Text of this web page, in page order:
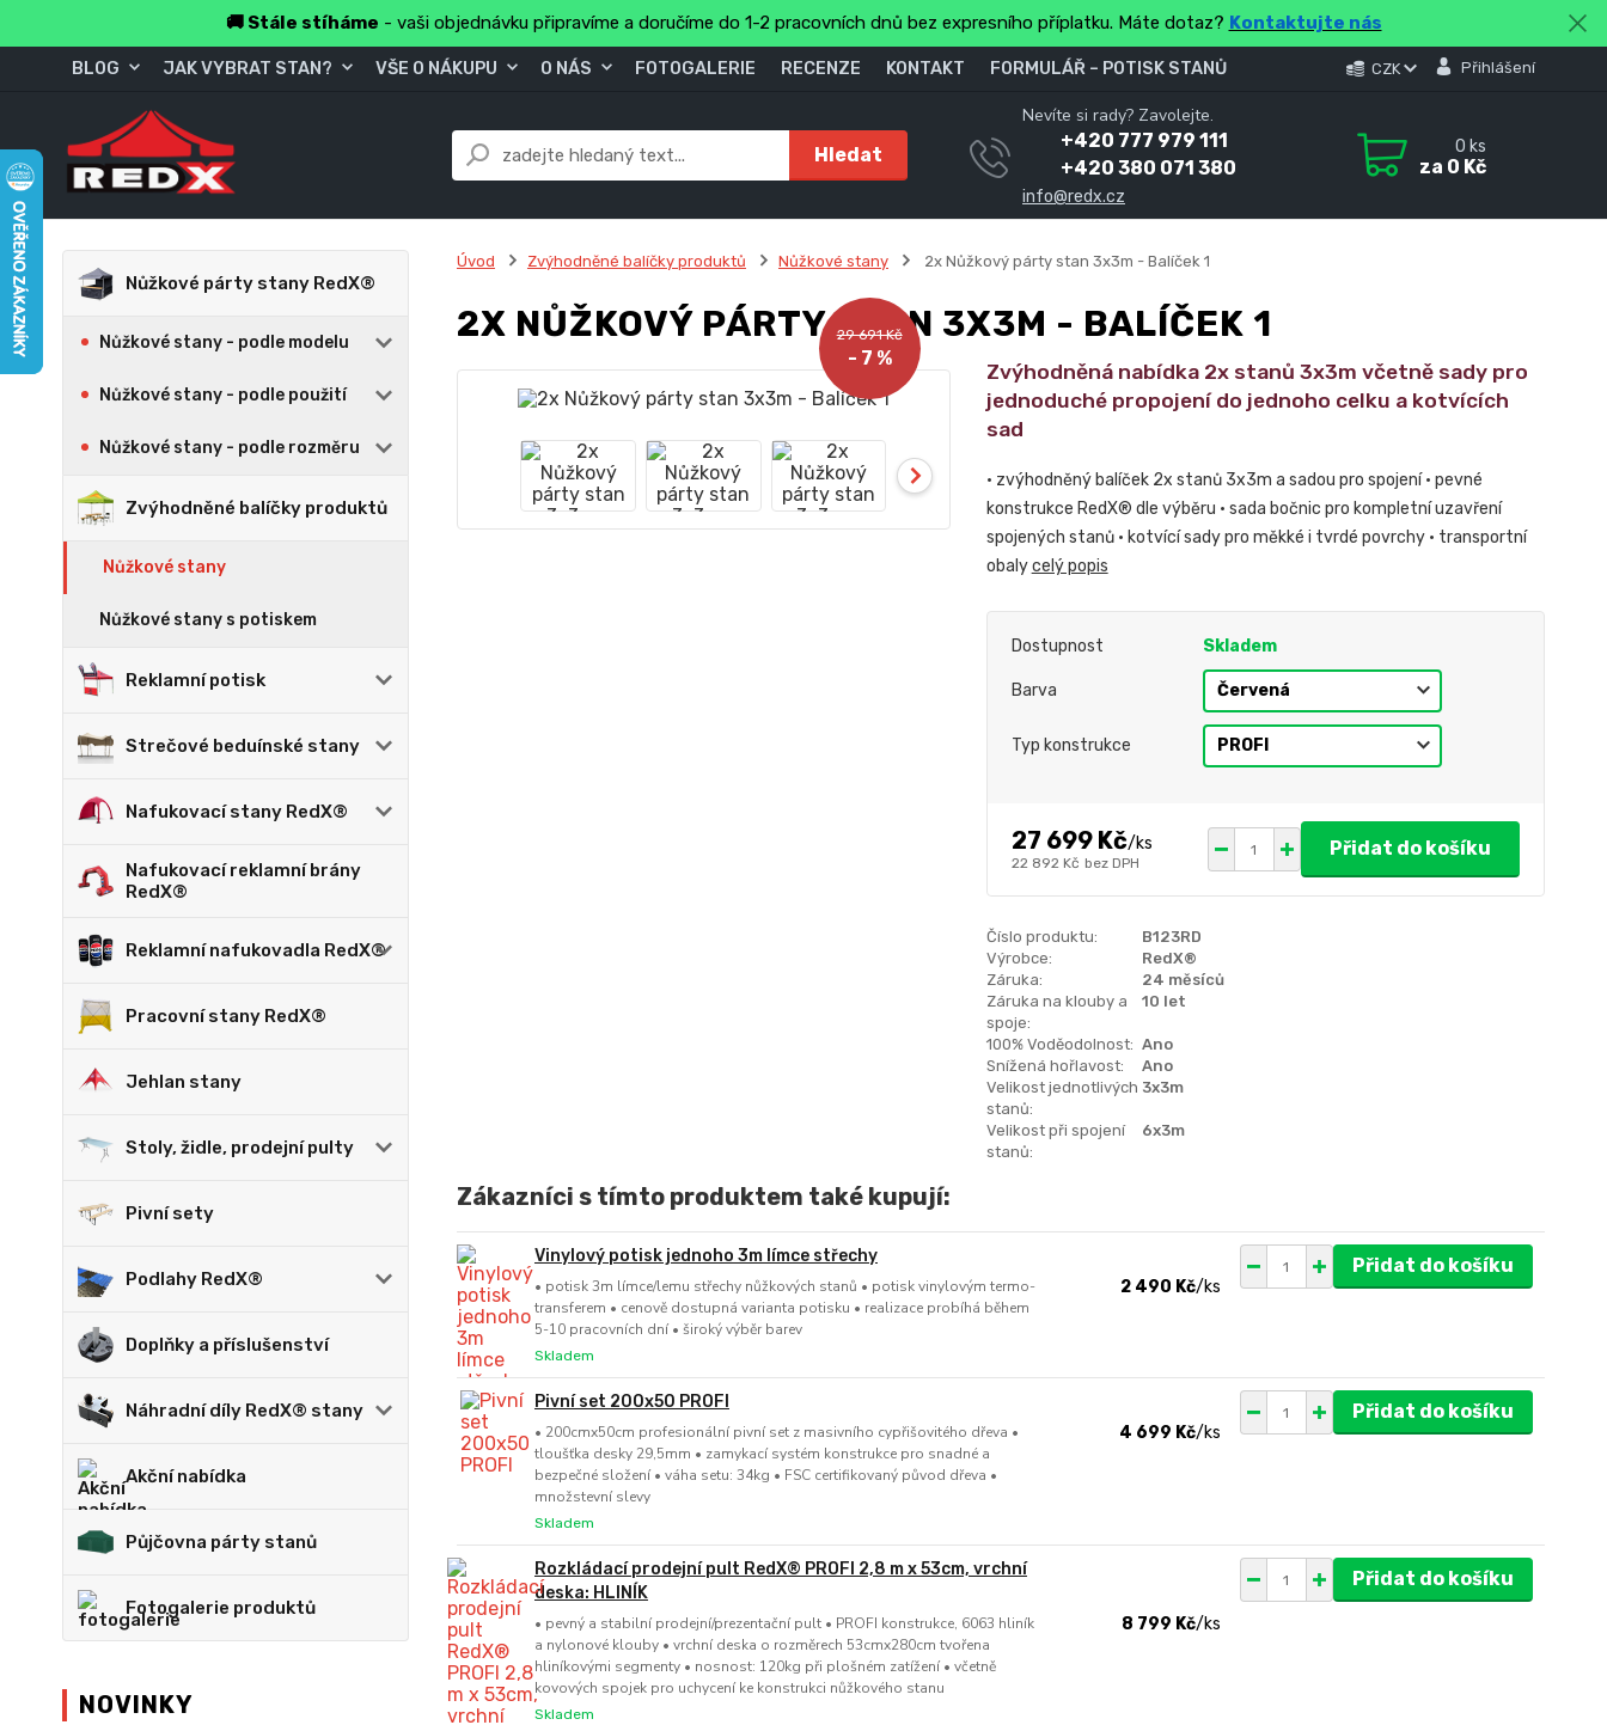
🚚 Stále stíháme - vaši objednávku připravíme a doručíme do 1-2 pracovních dnů bez expresního příplatku. Máte dotaz? Kontaktujte nás
BLOG JAK VYBRAT STAN? VŠE O NÁKUPU O NÁS FOTOGALERIE RECENZE KONTAKT FORMULÁŘ – POTISK STANŮ CZK Přihlášení
Hledat
Nevíte si rady? Zavolejte.
+420 777 979 111
+420 380 071 380
info@redx.cz
0 ks
za 0 Kč
Nůžkové párty stany RedX®
Nůžkové stany - podle modelu
Nůžkové stany - podle použití
Nůžkové stany - podle rozměru
Zvýhodněné balíčky produktů
Nůžkové stany
Nůžkové stany s potiskem
Reklamní potisk
Strečové beduínské stany
Nafukovací stany RedX®
Nafukovací reklamní brány
RedX®
Reklamní nafukovadla RedX®
Pracovní stany RedX®
Jehlan stany
Stoly, židle, prodejní pulty
Pivní sety
Podlahy RedX®
Doplňky a příslušenství
Náhradní díly RedX® stany
Akční nabídka
Půjčovna párty stanů
Fotogalerie produktů
NOVINKY
Úvod Zvýhodněné balíčky produktů Nůžkové stany 2x Nůžkový párty stan 3x3m - Balíček 1
2X NŮŽKOVÝ PÁRTY STAN 3X3M - BALÍČEK 1
29 691 Kč
- 7 %
Zvýhodněná nabídka 2x stanů 3x3m včetně sady pro
jednoduché propojení do jednoho celku a kotvících
sad
• zvýhodněný balíček 2x stanů 3x3m a sadou pro spojení • pevné
konstrukce RedX® dle výběru • sada bočnic pro kompletní uzavření
spojených stanů • kotvící sady pro měkké i tvrdé povrchy • transportní
obalycelý popis
Dostupnost Skladem
Barva
Typ konstrukce
27 699 Kč/ks
22 892 Kč bez DPH
Přidat do košíku
Číslo produktu:
B123RD
Výrobce:
RedX®
Záruka:
24 měsíců
Záruka na klouby a
spoje:
10 let
100% Voděodolnost: Ano
Snížená hořlavost:
Ano
Velikost jednotlivých
stanů:
3x3m
Velikost při spojení
stanů:
6x3m
Zákazníci s tímto produktem také kupují:
Vinylový potisk jednoho 3m límce střechy
• potisk 3m límce/lemu střechy nůžkových stanů • potisk vinylovým termo-
transferem • cenově dostupná varianta potisku • realizace probíhá během
5-10 pracovních dní • široký výběr barev
2 490 Kč/ks
Skladem
Přidat do košíku
Pivní set 200x50 PROFI
• 200cmx50cm profesionální pivní set z masivního cypřišovitého dřeva •
tloušťka desky 29,5mm • zamykací systém konstrukce pro snadné a
bezpečné složení • váha setu: 34kg • FSC certifikovaný původ dřeva •
množstevní slevy
4 699 Kč/ks
Skladem
Přidat do košíku
Rozkládací prodejní pult RedX® PROFI 2,8 m x 53cm, vrchní
deska: HLINÍK
• pevný a stabilní prodejní/prezentační pult • PROFI konstrukce, 6063 hliník
a nylonové klouby • vrchní deska o rozměrech 53cmx280cm tvořena
hliníkovými segmenty • nosnost: 120kg při plošném zatížení • včetně
kovových spojek pro uchycení ke konstrukci nůžkového stanu
8 799 Kč/ks
Skladem
Přidat do košíku